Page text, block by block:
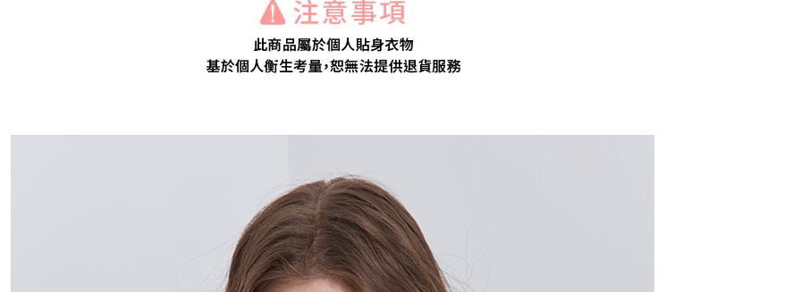
每筆NT$80，滿NT$2,000(含以上)免運費
宅配
每筆NT$120，滿NT$2,000(含以上)免運費
每筆NT$400，滿NT$2,000(含以上)免運費
免運費
國家/地區配送